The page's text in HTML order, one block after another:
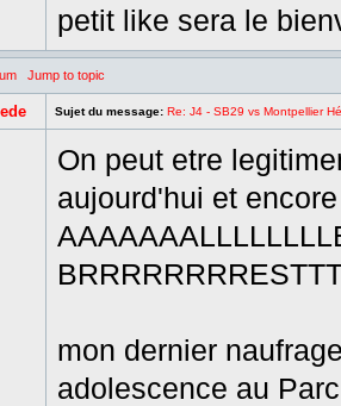
petit like sera le
Jump to topic
Sujet du message: Re: J4 - SB29 vs Montpellier
On peut etre
aujourd'hui et
mon dernier
adolescence au